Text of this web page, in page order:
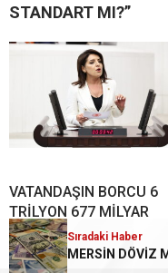
STANDART MI?”
VATANDAŞIN BORCU 6
TRİLYON 677 MİLYAR
LİRAYA ULAŞTI
Sıradaki Haber